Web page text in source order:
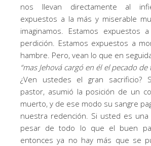
nos llevan directamente al
expuestos a la más y miserable
imaginamos. Estamos expuestos
perdición. Estamos expuestos a
hambre. Pero, vean lo que en
“mas Jehová cargó en él el pecado
¿Ven ustedes el gran sacrificio?
pastor, asumió la posición de un
muerto, y de ese modo su sangre
nuestra redención. Si usted es una
pesar de todo lo que el buen
entonces ya no hay más que se